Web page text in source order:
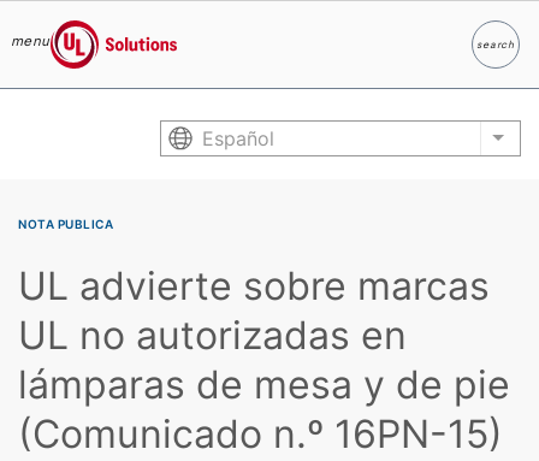
menu
UL Solutions
searchBuscar
Español List
NOTA PUBLICA
UL advierte sobre marcas
UL no autorizadas en
lámparas de mesa y de pie
(Comunicado n.º 16PN-15)